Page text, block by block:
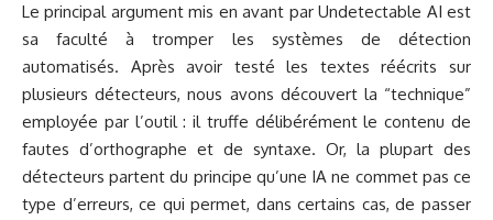
Le principal argument mis en avant par Undetectable AI est
sa faculté à tromper les systèmes de détection
automatisés. Après avoir testé les textes réécrits sur
plusieurs détecteurs, nous avons découvert la “technique”
employée par l’outil : il truffe délibérément le contenu de
fautes d’orthographe et de syntaxe. Or, la plupart des
détecteurs partent du principe qu’une IA ne commet pas ce
type d’erreurs, ce qui permet, dans certains cas, de passer